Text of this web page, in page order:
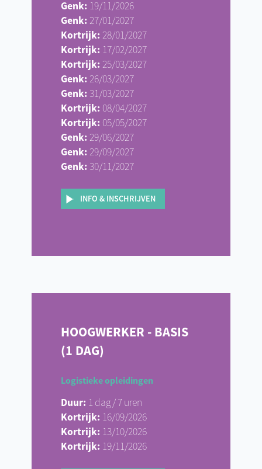
Genk: 19/11/2026
Genk: 27/01/2027
Kortrijk: 28/01/2027
Kortrijk: 17/02/2027
Kortrijk: 25/03/2027
Genk: 26/03/2027
Genk: 31/03/2027
Kortrijk: 08/04/2027
Kortrijk: 05/05/2027
Genk: 29/06/2027
Genk: 29/09/2027
Genk: 30/11/2027
INFO & INSCHRIJVEN
HOOGWERKER - BASIS
(1 DAG)
Logistieke opleidingen
Duur: 1 dag / 7 uren
Kortrijk: 16/09/2026
Kortrijk: 13/10/2026
Kortrijk: 19/11/2026